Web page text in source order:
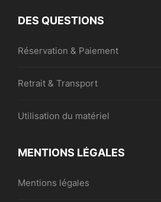
DES QUESTIONS
Réservation & Paiement
Retrait & Transport
Utilisation du matériel
MENTIONS LÉGALES
Mentions légales